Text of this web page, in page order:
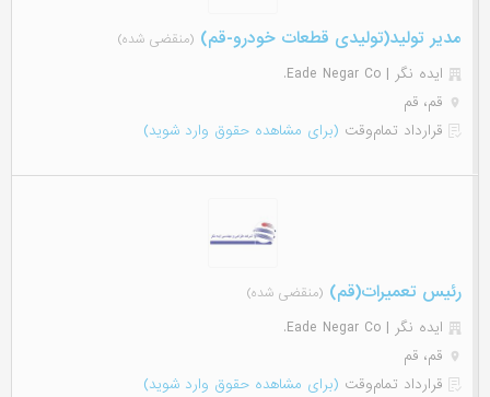
مدیر تولید(تولیدی قطعات خودرو-قم) (منقضی شده)
ایده نگر | Eade Negar Co.
قم، قم
قرارداد تمام‌وقت (برای مشاهده حقوق وارد شوید)
رئیس تعمیرات(قم) (منقضی شده)
ایده نگر | Eade Negar Co.
قم، قم
قرارداد تمام‌وقت (برای مشاهده حقوق وارد شوید)